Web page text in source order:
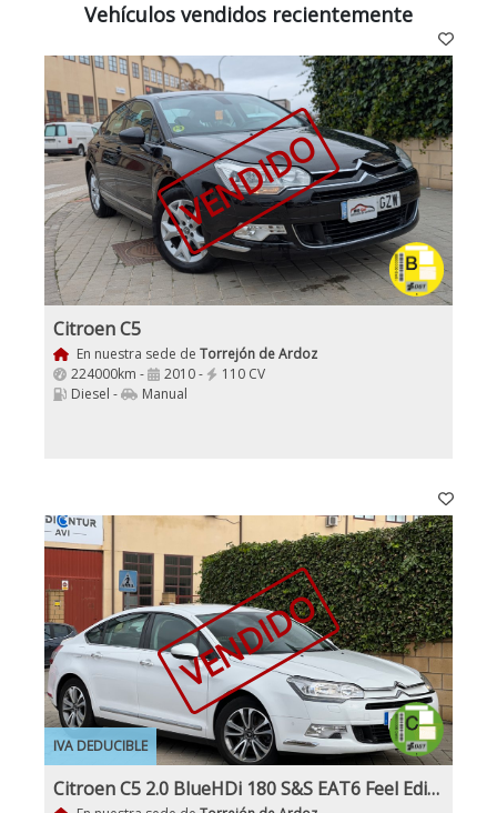
Vehículos vendidos recientemente
VENDIDO
Citroen C5
En nuestra sede de Torrejón de Ardoz
224000km -
2010 -
110 CV
Diesel -
Manual
IVA DEDUCIBLE
VENDIDO
Citroen C5 2.0 BlueHDi 180 S&S EAT6 Feel Edition